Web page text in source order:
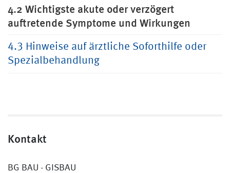
4.2 Wichtigste akute oder verzögert
auftretende Symptome und Wirkungen
4.3 Hinweise auf ärztliche Soforthilfe oder
Spezialbehandlung
Kontakt
BG BAU - GISBAU